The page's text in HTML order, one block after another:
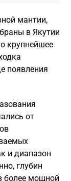
мантии,
в Якутии
крупнейшее
появления
от
и диапазон
глубин
более мощной